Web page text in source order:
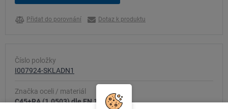
Přidat do porovnání Dotaz k produktu
Číslo položky
I007924-SKLADN1
Značka oceli / materiál
C45+RA (1.0503) dle EN 10083-2